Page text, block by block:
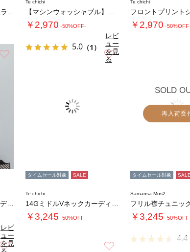
Te chichi
￥2,970 -50%OFF-
5.0 （1）
レビ
ュー
を見
る
Te chichi
￥2,970 -
お気に入り
14G前後2WAYクルーカーディガン
レビ
ュー
を見
お気に入り
タイムセール対象 SALE
Te chichi
￥3,245 -50%OFF-
SOLD
再入荷受
タイムセール対象 SALE
Samansa Mos2
フリル襟チュニッ
￥3,245 -
4.4
お気に入り お気に入り